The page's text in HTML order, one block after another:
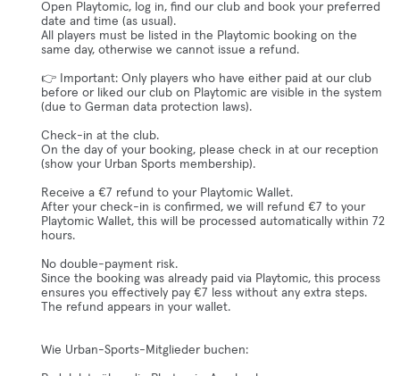
Open Playtomic, log in, find our club and book your preferred
date and time (as usual).
All players must be listed in the Playtomic booking on the
same day, otherwise we cannot issue a refund.
👉 Important: Only players who have either paid at our club
before or liked our club on Playtomic are visible in the system
(due to German data protection laws).
Check-in at the club.
On the day of your booking, please check in at our reception
(show your Urban Sports membership).
Receive a €7 refund to your Playtomic Wallet.
After your check-in is confirmed, we will refund €7 to your
Playtomic Wallet, this will be processed automatically within 72
hours.
No double-payment risk.
Since the booking was already paid via Playtomic, this process
ensures you effectively pay €7 less without any extra steps.
The refund appears in your wallet.
Wie Urban-Sports-Mitglieder buchen: